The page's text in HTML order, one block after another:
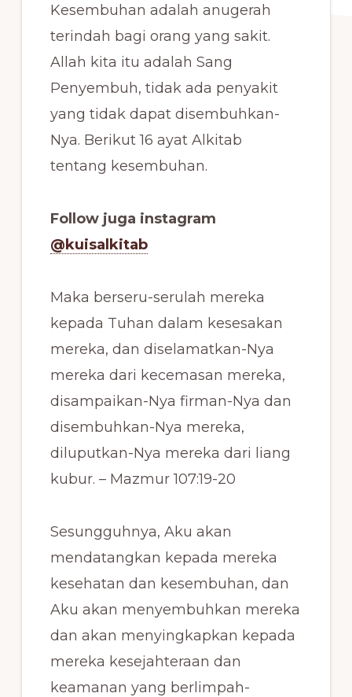
Kesembuhan adalah anugerah
terindah bagi orang yang sakit.
Allah kita itu adalah Sang
Penyembuh, tidak ada penyakit
yang tidak dapat disembuhkan-
Nya. Berikut 16 ayat Alkitab
tentang kesembuhan.
Follow juga instagram
@kuisalkitab
Maka berseru-serulah mereka
kepada Tuhan dalam kesesakan
mereka, dan diselamatkan-Nya
mereka dari kecemasan mereka,
disampaikan-Nya firman-Nya dan
disembuhkan-Nya mereka,
diluputkan-Nya mereka dari liang
kubur. – Mazmur 107:19‭-‬20
Sesungguhnya, Aku akan
mendatangkan kepada mereka
kesehatan dan kesembuhan, dan
Aku akan menyembuhkan mereka
dan akan menyingkapkan kepada
mereka kesejahteraan dan
keamanan yang berlimpah-